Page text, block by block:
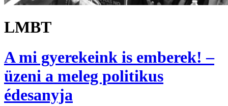
LMBT
A mi gyerekeink is emberek! –
üzeni a meleg politikus
édesanyja